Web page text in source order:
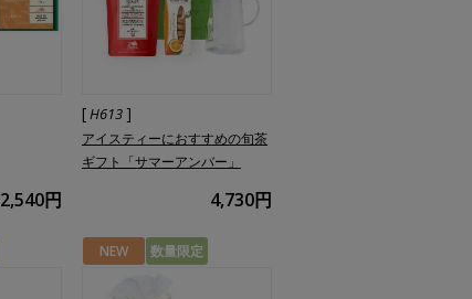
2,540円
[H613 ]
アイスティーにおすすめの旬茶
ギフト「サマーアンバー」
4,730円
NEW 数量限定